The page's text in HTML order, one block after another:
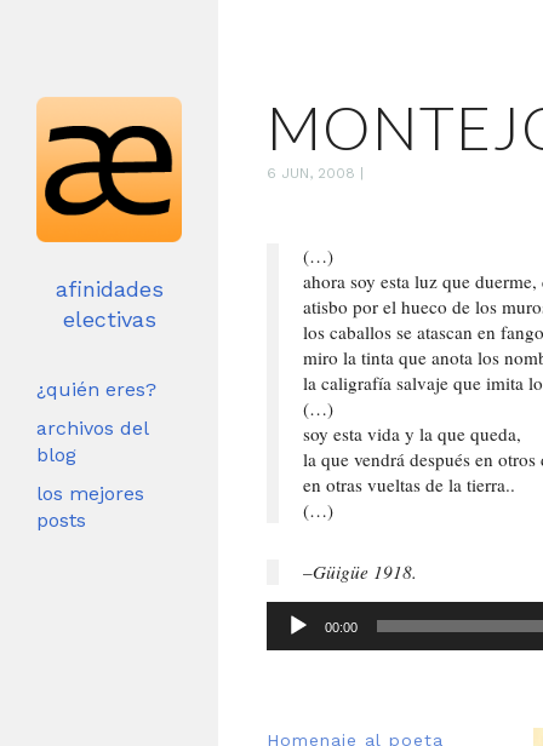
afinidades
electivas
¿quién eres?
archivos del
blog
los mejores
posts
6 JUN, 2008
(…)
ahora soy esta luz que
atisbo por el hueco de los
los caballos se atascan en
miro la tinta que anota los
la caligrafía salvaje que imita
(…)
soy esta vida y la que queda,
la que vendrá después en otros
en otras vueltas de la tierra..
(…)
–Güigüe 1918.
Reproductor
00:00
Homenaje al poeta